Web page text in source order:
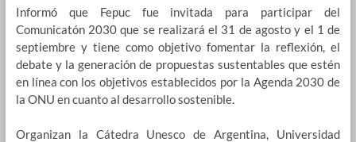
Informó que Fepuc fue invitada para participar del
Comunicatón 2030 que se realizará el 31 de agosto y el 1 de
septiembre y tiene como objetivo fomentar la reflexión, el
debate y la generación de propuestas sustentables que estén
en línea con los objetivos establecidos por la Agenda 2030 de
la ONU en cuanto al desarrollo sostenible.
Organizan la Cátedra Unesco de Argentina, Universidad